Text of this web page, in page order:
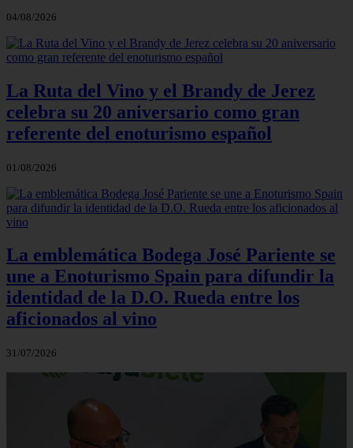
04/08/2026
La Ruta del Vino y el Brandy de Jerez
celebra su 20 aniversario como gran
referente del enoturismo español
01/08/2026
La emblemática Bodega José Pariente se
une a Enoturismo Spain para difundir la
identidad de la D.O. Rueda entre los
aficionados al vino
31/07/2026